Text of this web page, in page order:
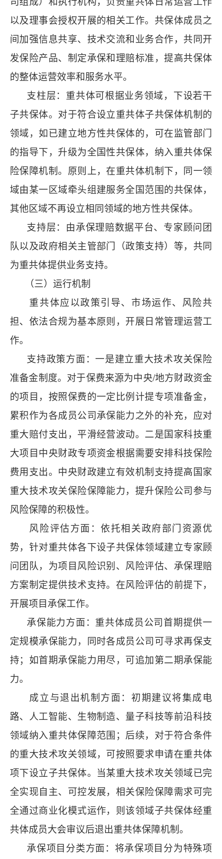
以及理事会授权开展的相关工作。共保体成员之
间加强信息共享、技术交流和业务合作，共同开
发保险产品、制定承保和理赔标准，提高共保体
的整体运营效率和服务水平。
支柱层：重共体可根据业务领域，下设若干
子共保体。对于符合设立重共体子共保体机制的
领域，如已建立地方性共保体的，可在监管部门
的指导下，升级为全国性共保体，纳入重共体保
险保障机制。原则上，在重共体机制下，同一领
域由某一区域牵头组建服务全国范围的共保体，
其他区域不再设立相同领域的地方性共保体。
支持层：由承保理赔数据平台、专家顾问团
队以及政府相关主管部门（政策支持）等，共同
为重共体提供业务支持。
（三）运行机制
重共体应以政策引导、市场运作、风险共
担、依法合规为基本原则，开展日常管理运营工
作。
支持政策方面：一是建立重大技术攻关保险
准备金制度。对于保费来源为中央/地方财政资金
的项目，按照保费的一定比例计提专项准备金，
累积作为各成员公司承保能力之外的补充，应对
重大赔付支出，平滑经营波动。二是国家科技重
大项目中央财政专项资金根据需要安排科技保险
费用支出。中央财政建立有效机制支持提高国家
重大技术攻关保险保障能力，提升保险公司参与
风险保障的积极性。
风险评估方面：依托相关政府部门资源优
势，针对重共体各下设子共保体领域建立专家顾
问团队，为项目风险识别、风险评估、承保理赔
方案制定提供技术支持。在风险评估的前提下，
开展项目承保工作。
承保能力方面：重共体成员公司首期提供一
定规模承保能力，同时各成员公司可寻求再保支
持；如首期承保能力用尽，可追加第二期承保能
力。
成立与退出机制方面：初期建议将集成电
路、人工智能、生物制造、量子科技等前沿科技
领域纳入重共体保障范围；后续，对于符合条件
的重大技术攻关领域，可按照要求申请在重共体
项下设立子共保体。当某重大技术攻关领域已完
全实现自主、可控发展，相关保险保障需求可完
全通过商业化模式运作，则该领域子共保体经重
共体成员大会审议后退出重共体保障机制。
承保项目分类方面：将承保项目分为特殊项